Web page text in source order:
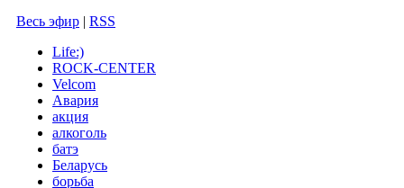
Весь эфир | RSS
Life:)
ROCK-CENTER
Velcom
Авария
акция
алкоголь
батэ
Беларусь
борьба